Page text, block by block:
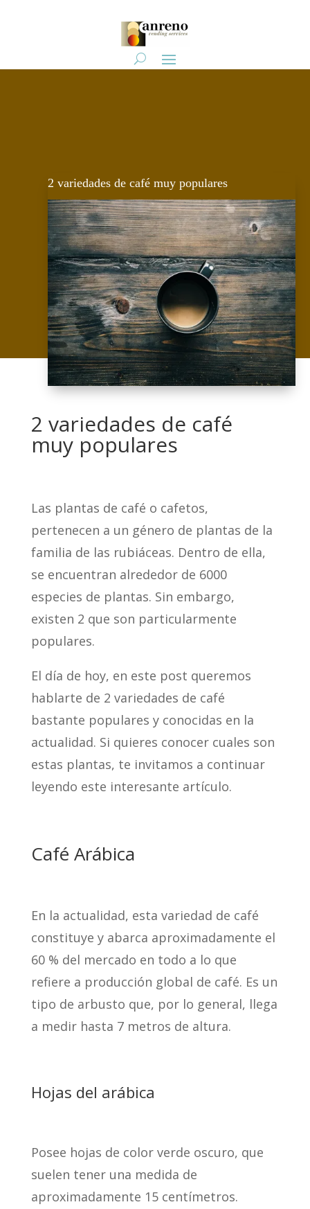
2 variedades de café muy populares
2 variedades de café
muy populares
Las plantas de café o cafetos,
pertenecen a un género de plantas de la
familia de las rubiáceas. Dentro de ella,
se encuentran alrededor de 6000
especies de plantas. Sin embargo,
existen 2 que son particularmente
populares.
El día de hoy, en este post queremos
hablarte de 2 variedades de café
bastante populares y conocidas en la
actualidad. Si quieres conocer cuales son
estas plantas, te invitamos a continuar
leyendo este interesante artículo.
Café Arábica
En la actualidad, esta variedad de café
constituye y abarca aproximadamente el
60 % del mercado en todo a lo que
refiere a producción global de café. Es un
tipo de arbusto que, por lo general, llega
a medir hasta 7 metros de altura.
Hojas del arábica
Posee hojas de color verde oscuro, que
suelen tener una medida de
aproximadamente 15 centímetros.